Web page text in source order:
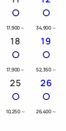
17,900 ～ 34,900 ～
18
17,900 ～
19
52,350 ～
25
10,250 ～
26
26,400 ～